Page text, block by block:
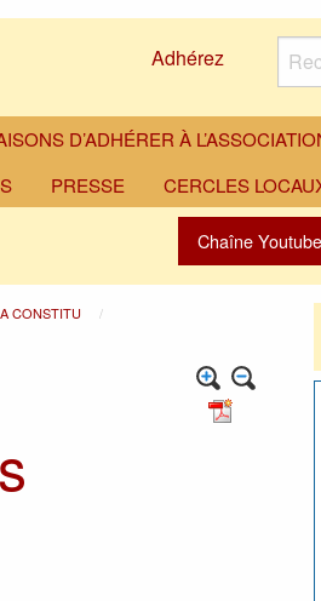
Adhérez
D’ADHÉRER À
PRESSE CERCLES
Chaîne Youtube
CONSTITU